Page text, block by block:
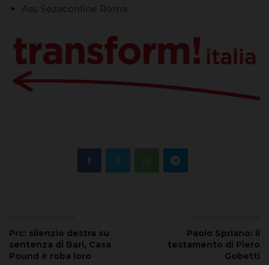
Ass. Sezaconfine Roma
Prc: silenzio destra su
sentenza di Bari, Casa
Pound è roba loro
Paolo Spriano: Il
testamento di Piero
Gobetti